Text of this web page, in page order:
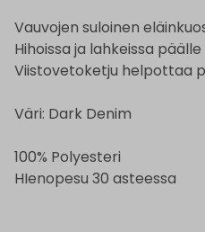
Vauvojen suloinen
Hihoissa ja lahkeissa
Viistovetoketju helpottaa
Väri: Dark Denim
100% Polyesteri
HIenopesu 30 asteessa